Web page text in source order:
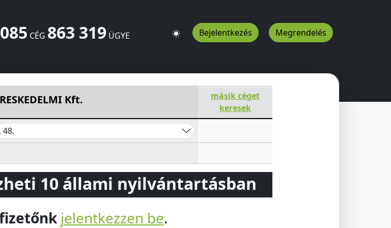
CÉG 863 319ÜGYE Bejelentkezés Megrendelés
Kft.
másik céget
keresek
48.
10 állami nyilvántartásban
jelentkezzen be.